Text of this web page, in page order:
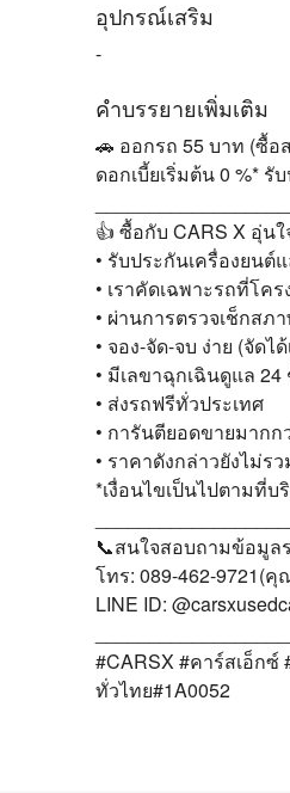
อุปกรณ์เสริม
-
คำบรรยายเพิ่มเติม
🚗 ออกรถ 55 บาท (ซื้อ
ดอกเบี้ยเริ่มต้น 0 %*
👍 ซื้อกับ CARS X อุ่น
• รับประกันเครื่องยนต์
• เราคัดเฉพาะรถที่โค
• ผ่านการตรวจเช็กส
• จอง-จัด-จบ ง่าย (จัดไ
• มีเลขาฉุกเฉินดูแล
• ส่งรถฟรีทั่วประเทศ
• การันตียอดขายมากก
• ราคาดังกล่าวยังไม่ร
*เงื่อนไขเป็นไปตามที่
📞สนใจสอบถามข้อมูล
โทร: 089-462-9721(
LINE ID:
#CARSX #คาร์สเอ็ก
ทั่วไทย#1A0052